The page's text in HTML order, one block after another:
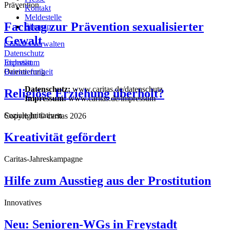
Prävention
Fachtag zur Prävention sexualisierter
Gewalt
Eichstätt
Orientierung
Religiöse Erziehung überholt?
Soziale Initiativen
Kreativität gefördert
Caritas-Jahreskampagne
Hilfe zum Ausstieg aus der Prostitution
Innovatives
Neu: Senioren-WGs in Freystadt
Kontakt
Meldestelle
Sitemap
Cookies verwalten
Datenschutz
Impressum
Barrierefreiheit
Datenschutz: www.caritas.de/datenschutz
Impressum:www.caritas.de/impressum
Copyright © caritas 2026